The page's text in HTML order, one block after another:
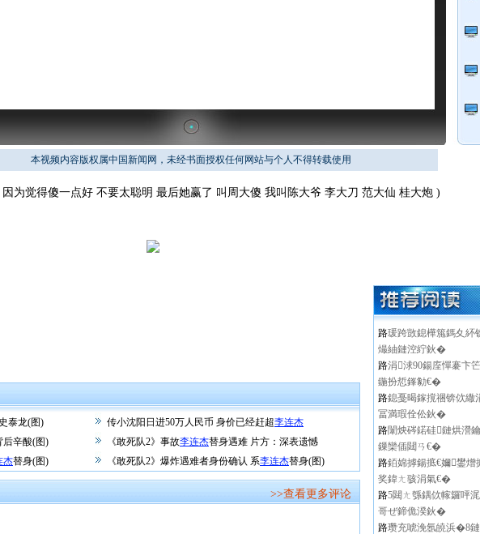
本视频内容版权属中国新闻网，未经书面授权任何网站与个人不得转载使用
觉得傻一点好 不要太聪明 最后她赢了 叫周大傻 我叫陈大爷 李大刀 范大仙 桂大炮 )
泰龙(图) 传小沈阳日进50万人民币 身价已经赶超李连杰
后辛酸(图) 《敢死队2》事故李连杰替身遇难 片方：深表遗憾
杰替身(图) 《敢死队2》爆炸遇难者身份确认 系李连杰替身(图)
>>查看更多评论
路瑗跨敳鎴樺箷鎷夊紑
熶紬鏈涳紵鈥�
路涓浗90鍚庢憚褰卞
鍦扮悊鎽勨€�
路鎴戞暍鎵撹祵锛佽繖
冨満瑕佺伀鈥�
路闈炴硶鍩硅鏈烘瀯
鏁欒偛閮ㄢ€�
路銆婂摢鍚掋€嬭鐢熷
奖鍏ㄤ骇涓氣€�
路5閮ㄤ綔鍝佽幏鑼呯
哥ぜ鍗佹湀鈥�
路瓒充唬浼氬皢浜�8